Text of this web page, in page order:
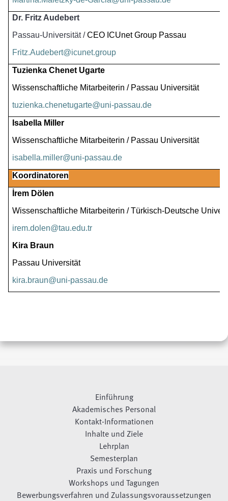
Dr. Fritz Audebert
Passau-Universität / CEO ICUnet Group Passau
Fritz.Audebert@icunet.group
Tuzienka Chenet Ugarte
Wissenschaftliche Mitarbeiterin / Passau Universität
tuzienka.chenetugarte@uni-passau.de
Isabella Miller
Wissenschaftliche Mitarbeiterin / Passau Universität
isabella.miller@uni-passau.de
Koordinatoren
İrem Dölen
Wissenschaftliche Mitarbeiterin / Türkisch-Deutsche
irem.dolen@tau.edu.tr
Kira Braun
Passau Universität
kira.braun@uni-passau.de
Einführung
Akademisches Personal
Kontakt-Informationen
Inhalte und Ziele
Lehrplan
Semesterplan
Praxis und Forschung
Workshops und Tagungen
Bewerbungsverfahren und Zulassungsvoraussetzungen